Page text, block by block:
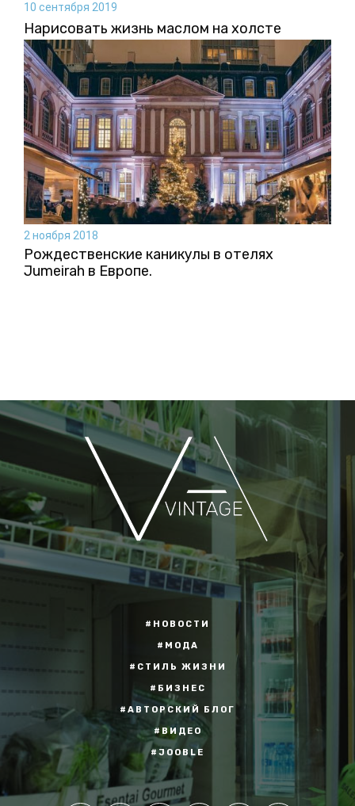
10 сентября 2019
Нарисовать жизнь маслом на холсте
2 ноября 2018
Рождественские каникулы в отелях
Jumeirah в Европе.
#НОВОСТИ
#МОДА
#СТИЛЬ ЖИЗНИ
#БИЗНЕС
#АВТОРСКИЙ БЛОГ
#ВИДЕО
#JOOBLE